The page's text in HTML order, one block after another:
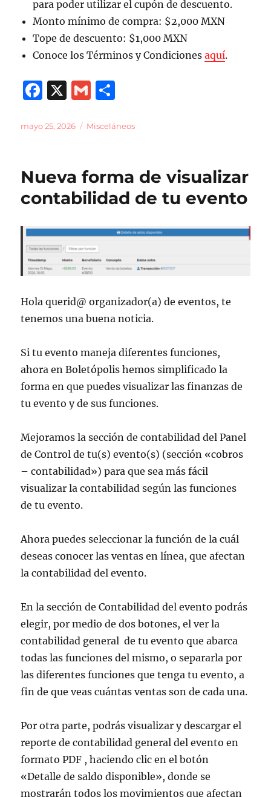
para poder utilizar el cupón de descuento.
Monto mínimo de compra: $2,000 MXN
Tope de descuento: $1,000 MXN
Conoce los Términos y Condicionesaquí.
F
c
b
o
o
k
X
G
ai m
a
rt
ir
Publicado
mayo 25, 2026 Categorías
Misceláneos
Nueva forma de visualizar
contabilidad de tu evento
Hola querid@ organizador(a) de eventos, te
tenemos una buena noticia.
Si tu evento maneja diferentes funciones,
ahora en Boletópolis hemos simplificado la
forma en que puedes visualizar las finanzas de
tu evento y de sus funciones.
Mejoramos la sección de contabilidad del Panel
de Control de tu(s) evento(s) (sección «cobros
– contabilidad») para que sea más fácil
visualizar la contabilidad según las funciones
de tu evento.
Ahora puedes seleccionar la función de la cuál
deseas conocer las ventas en línea, que afectan
la contabilidad del evento.
En la sección de Contabilidad del evento podrás
elegir, por medio de dos botones, el ver la
contabilidad general de tu evento que abarca
todas las funciones del mismo, o separarla por
las diferentes funciones que tenga tu evento, a
fin de que veas cuántas ventas son de cada una.
Por otra parte, podrás visualizar y descargar el
reporte de contabilidad general del evento en
formato PDF , haciendo clic en el botón
«Detalle de saldo disponible», donde se
mostrarán todos los movimientos que afectan